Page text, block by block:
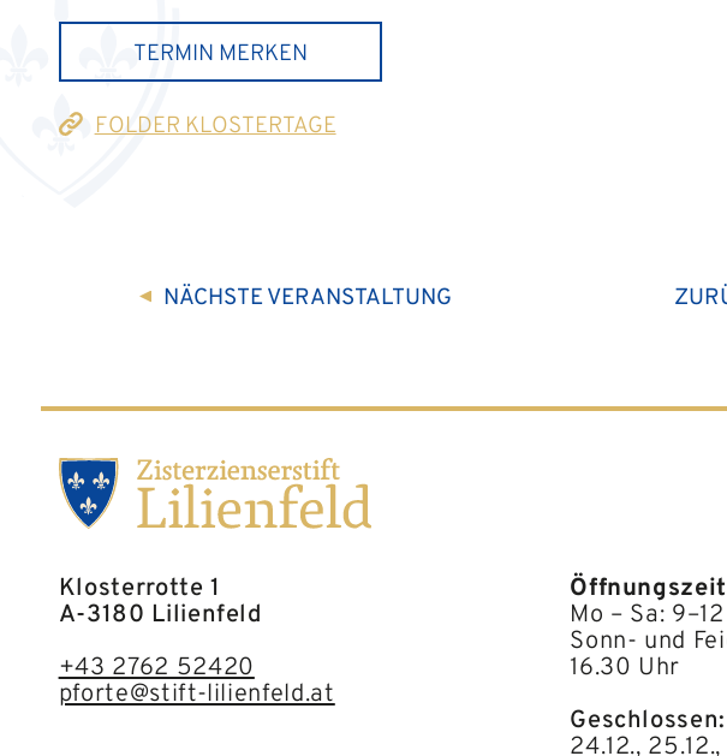
TERMIN MERKEN
FOLDER KLOSTERTAGE
NÄCHSTEVERANSTALTUNG
Klosterrotte 1
A-3180 Lilienfeld
+43 2762 52420
pforte@stift-lilienfeld.at
Mo – Sa:
Sonn- und
16.30 Uhr
Geschlossen:
24.12., 25.12.,